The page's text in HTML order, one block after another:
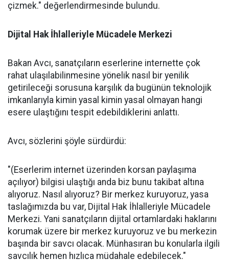
çizmek." değerlendirmesinde bulundu.
Dijital Hak İhlalleriyle Mücadele Merkezi
Bakan Avcı, sanatçıların eserlerine internette çok
rahat ulaşılabilinmesine yönelik nasıl bir yenilik
getirileceği sorusuna karşılık da bugünün teknolojik
imkanlarıyla kimin yasal kimin yasal olmayan hangi
esere ulaştığını tespit edebildiklerini anlattı.
Avcı, sözlerini şöyle sürdürdü:
"(Eserlerim internet üzerinden korsan paylaşıma
açılıyor) bilgisi ulaştığı anda biz bunu takibat altına
alıyoruz. Nasıl alıyoruz? Bir merkez kuruyoruz, yasa
taslağımızda bu var, Dijital Hak İhlalleriyle Mücadele
Merkezi. Yani sanatçıların dijital ortamlardaki haklarını
korumak üzere bir merkez kuruyoruz ve bu merkezin
başında bir savcı olacak. Münhasıran bu konularla ilgili
savcılık hemen hızlıca müdahale edebilecek."